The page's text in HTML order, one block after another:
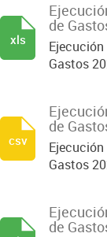
de
Gastos
xls
de
Gastos
csv
de